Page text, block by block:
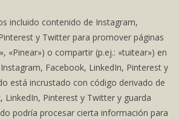
incluido contenido de Instagram,
y Twitter para promover páginas
«Pinear») o compartir (p.ej.: «tuitear») en
Facebook, LinkedIn, Pinterest y
está incrustado con código derivado de
LinkedIn, Pinterest y Twitter y guarda
podría procesar cierta información para